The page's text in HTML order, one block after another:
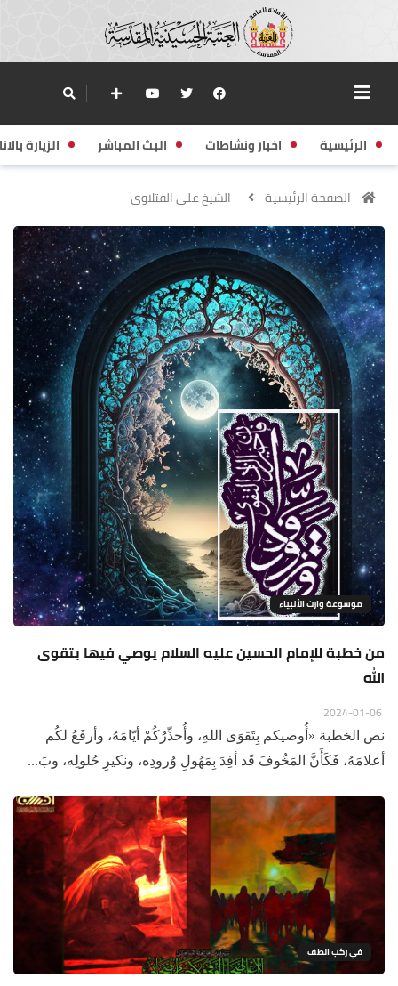
الرئيسية اخبار ونشاطات البث المباشر الزيارة
الصفحة الرئيسية الشيخ علي الفتلاوي
موسوعة وارث الأنبياء
من خطبة للإمام الحسين عليه السلام يوصي فيها بتقوى
الله
نص الخطبة «أُوصيكم بِتَقوَى اللهِ، وأُحذِّرُكُمْ أيّامَهُ، وأرفَعُ لكُم
أعلامَهُ، فَكَأَنَّ المَخُوفَ قَد أفِدَ بِمَهُولِ وُرودِه، ونكيرِ حُلولِه، وبَ...
في ركب الطف